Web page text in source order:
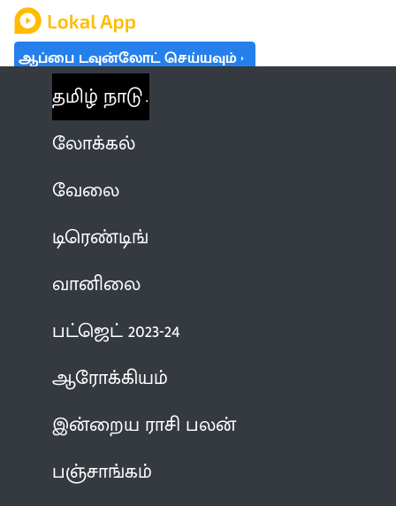
ஆப்பை டவுன்லோட் செய்யவும்
தமிழ் நாடு
லோக்கல்
வேலை
டிரெண்டிங்
வானிலை
பட்ஜெட் 2023-24
ஆரோக்கியம்
இன்றைய ராசி பலன்
பஞ்சாங்கம்